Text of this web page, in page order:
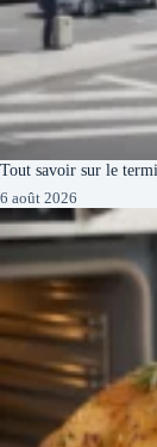
Tout savoir sur le
6 août 2026